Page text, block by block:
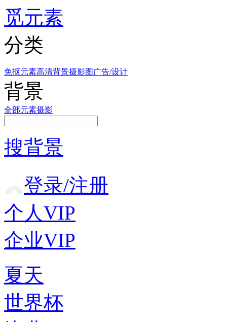
觅元素
分类
免抠元素高清背景摄影图 广告/设计
背景
全部元素摄影
搜背景
登录/注册
个人VIP
企业VIP
夏天
世界杯